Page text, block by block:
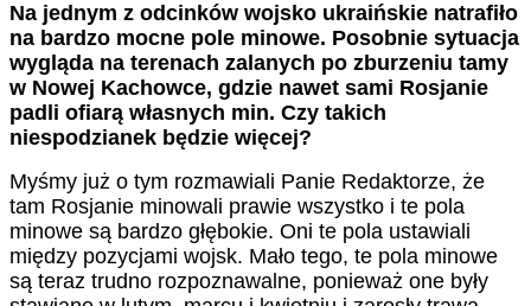
Na jednym z odcinków wojsko ukraińskie natrafiło
na bardzo mocne pole minowe. Posobnie sytuacja
wygląda na terenach zalanych po zburzeniu tamy
w Nowej Kachowce, gdzie nawet sami Rosjanie
padli ofiarą własnych min. Czy takich
niespodzianek będzie więcej?
Myśmy już o tym rozmawiali Panie Redaktorze, że
tam Rosjanie minowali prawie wszystko i te pola
minowe są bardzo głębokie. Oni te pola ustawiali
między pozycjami wojsk. Mało tego, te pola minowe
są teraz trudno rozpoznawalne, ponieważ one były